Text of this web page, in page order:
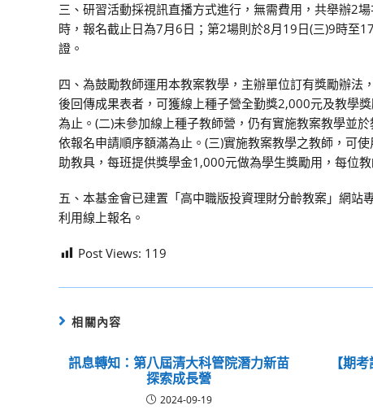
三、研習活動採視訊直播方式進行，無需費用，共舉辦2
時，報名截止日為7月6日；第2場則於8月19日(三)9時至
證。
四、為鼓勵教師運用本教案教學，主辦單位訂有獎勵辦
後回傳成果表者，可獲線上種子營全勤獎2,000元及教學
為止。(二)未參加線上種子教師營，仍有實施教案教學並
依報名申請順序額滿為止。(三)實施教案教學之教師，可
助教具，每班提供獎學金1,000元做為學生獎勵用，每位
五、本基金會已建置「高中職版投資理財分齡教案」網
利用線上報名。
Post Views: 119
相關內容
訊息轉知：第八屆清大科管院潛力新苗
探索成長營
2024-09-19
【期